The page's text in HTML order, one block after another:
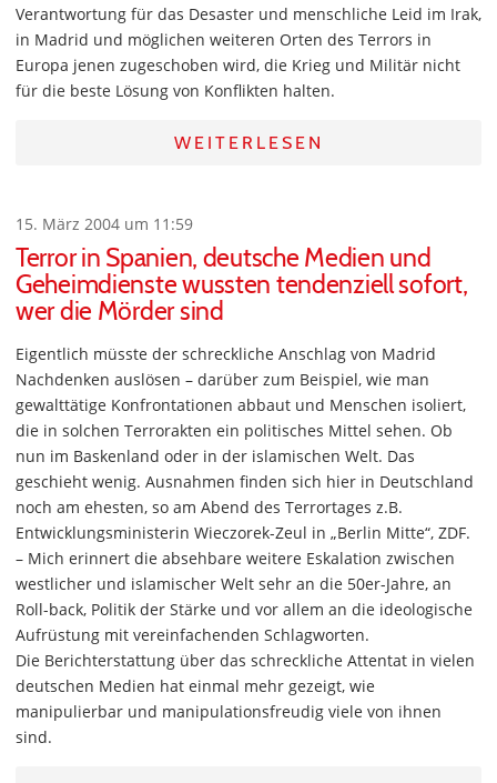
Verantwortung für das Desaster und menschliche Leid im Irak,
in Madrid und möglichen weiteren Orten des Terrors in
Europa jenen zugeschoben wird, die Krieg und Militär nicht
für die beste Lösung von Konflikten halten.
WEITERLESEN
15. März 2004 um 11:59
Terror in Spanien, deutsche Medien und
Geheimdienste wussten tendenziell sofort,
wer die Mörder sind
Eigentlich müsste der schreckliche Anschlag von Madrid
Nachdenken auslösen – darüber zum Beispiel, wie man
gewalttätige Konfrontationen abbaut und Menschen isoliert,
die in solchen Terrorakten ein politisches Mittel sehen. Ob
nun im Baskenland oder in der islamischen Welt. Das
geschieht wenig. Ausnahmen finden sich hier in Deutschland
noch am ehesten, so am Abend des Terrortages z.B.
Entwicklungsministerin Wieczorek-Zeul in „Berlin Mitte“, ZDF.
– Mich erinnert die absehbare weitere Eskalation zwischen
westlicher und islamischer Welt sehr an die 50er-Jahre, an
Roll-back, Politik der Stärke und vor allem an die ideologische
Aufrüstung mit vereinfachenden Schlagworten.
Die Berichterstattung über das schreckliche Attentat in vielen
deutschen Medien hat einmal mehr gezeigt, wie
manipulierbar und manipulationsfreudig viele von ihnen
sind.